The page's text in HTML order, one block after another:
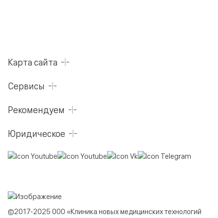
Карта сайта
Сервисы
Рекомендуем
Юридическое
©2017-2025 ООО «Клиника новых медицинских технологий